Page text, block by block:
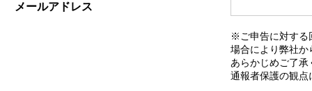
メールアドレス
※ご申告に対する
場合により弊社か
あらかじめご了承
通報者保護の観点